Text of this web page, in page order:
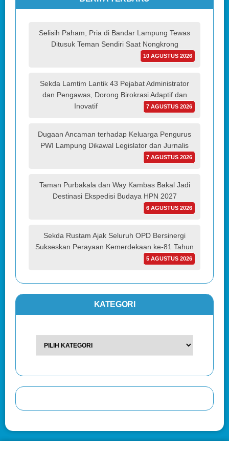
Selisih Paham, Pria di Bandar Lampung Tewas
Ditusuk Teman Sendiri Saat Nongkrong
10 AGUSTUS 2026
Sekda Lamtim Lantik 43 Pejabat Administrator
dan Pengawas, Dorong Birokrasi Adaptif dan
Inovatif
7 AGUSTUS 2026
Dugaan Ancaman terhadap Keluarga Pengurus
PWI Lampung Dikawal Legislator dan Jurnalis
7 AGUSTUS 2026
Taman Purbakala dan Way Kambas Bakal Jadi
Destinasi Ekspedisi Budaya HPN 2027
6 AGUSTUS 2026
Sekda Rustam Ajak Seluruh OPD Bersinergi
Sukseskan Perayaan Kemerdekaan ke-81 Tahun
5 AGUSTUS 2026
KATEGORI